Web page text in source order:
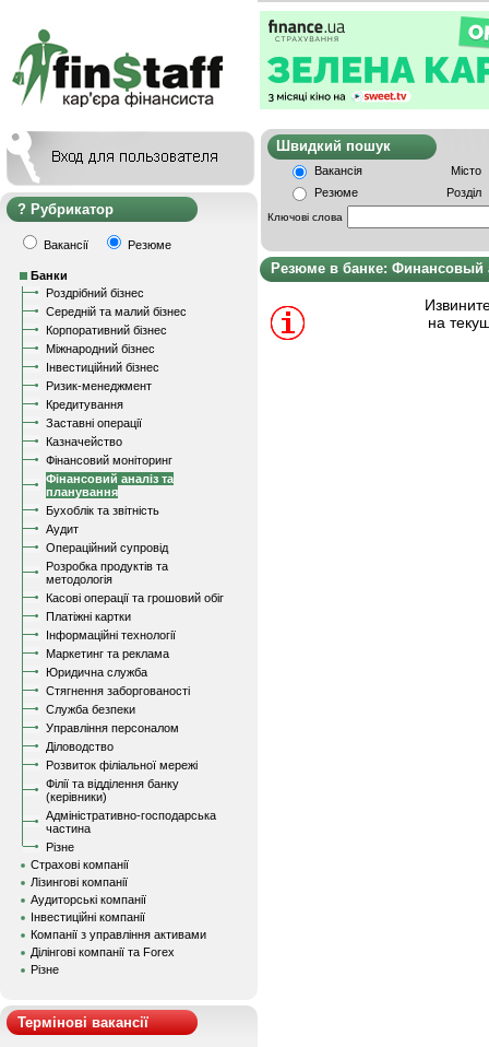
Рубрикатор
Вакансії Резюме
Банки
Роздрібний бізнес
Середній та малий бізнес
Корпоративний бізнес
Міжнародний бізнес
Інвестиційний бізнес
Ризик-менеджмент
Кредитування
Заставні операції
Казначейство
Фінансовий моніторинг
Фінансовий аналіз та
планування
Бухоблік та звітність
Аудит
Операційний супровід
Розробка продуктів та
методологія
Касові операції та грошовий обіг
Платіжні картки
Інформаційні технології
Маркетинг та реклама
Юридична служба
Стягнення заборгованості
Служба безпеки
Управління персоналом
Діловодство
Розвиток філіальної мережі
Філії та відділення банку
(керівники)
Адміністративно-господарська
частина
Різне
Страхові компанії
Лізингові компанії
Аудиторські компанії
Інвестиційні компанії
Компанії з управління активами
Ділінгові компанії та Forex
Різне
Термінові вакансії
Швидкий
Вакансія
Місто
Резюме
Розділ
Ключові слова
Резюме в банке: Финансовый
на